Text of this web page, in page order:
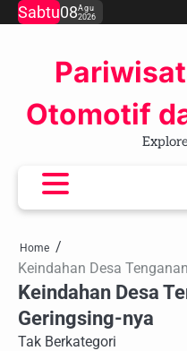
SkipSabtu08Agu
2026
Otomotif
Home
Keindahan Desa
Keindahan Desa
Geringsing-nya
Tak Berkategori